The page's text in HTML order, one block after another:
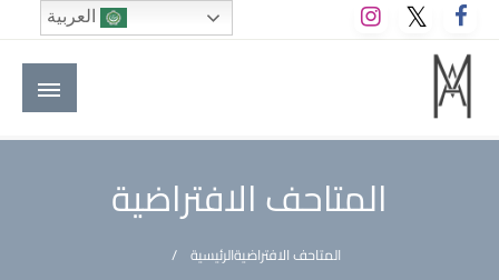
التخطي
إلى
المحتوى
M A hotels | إم ايه هوتيلز
الموقع الأول للعاملين في الفنادق في العالم العربي
المتاحف الافتراضية
الرئيسيةالمتاحف الافتراضية
العربية